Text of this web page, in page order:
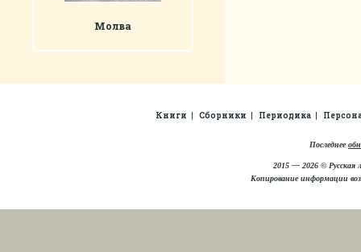
Молва
Книги Сборники Периодика
Последнее
2015 — 2026 © Русская
Копирование информации